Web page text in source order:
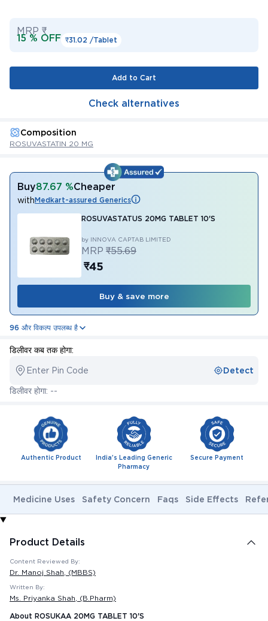
MRP ₹
15 % OFF ₹31.02 /Tablet
Add to Cart
Check alternatives
Composition
ROSUVASTATIN 20 MG
Buy87.67 %Cheaper
withMedkart-assured Generics
ROSUVASTATUS 20MG TABLET 10'S
by INNOVA CAPTAB LIMITED
MRP ₹55.69
₹45
Buy & save more
96 और विकल्प उपलब्ध है
डिलीवर कब तक होगा:
Enter Pin Code Detect
डिलीवर होगा: --
Authentic Product
India's Leading Generic
Pharmacy
Secure Payment
Medicine Uses Safety Concern Faqs Side Effects
Product Details
Content Reviewed By:
Dr. Manoj Shah , (MBBS)
Written By:
Ms. Priyanka Shah , (B.Pharm)
About ROSUKAA 20MG TABLET 10'S